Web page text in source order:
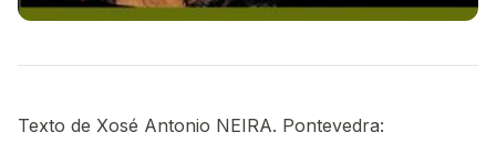
Texto de Xosé Antonio NEIRA. Pontevedra: